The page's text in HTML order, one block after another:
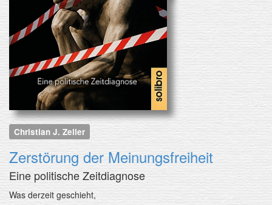
Christian J. Zeller
Zerstörung der Meinungsfreiheit
Eine politische Zeitdiagnose
Was derzeit geschieht,